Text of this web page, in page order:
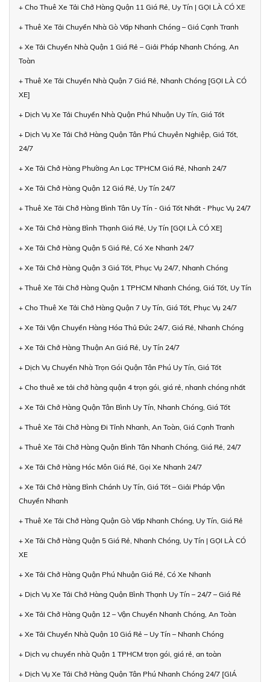
+ Cho Thuê Xe Tải Chở Hàng Quận 11 Giá Rẻ, Uy Tín | GỌI LÀ CÓ XE
+ Thuê Xe Tải Chuyển Nhà Gò Vấp Nhanh Chóng – Giá Cạnh Tranh
+ Xe Tải Chuyển Nhà Quận 1 Giá Rẻ – Giải Pháp Nhanh Chóng, An
Toàn
+ Thuê Xe Tải Chuyển Nhà Quận 7 Giá Rẻ, Nhanh Chóng [GỌI LÀ CÓ
XE]
+ Dịch Vụ Xe Tải Chuyển Nhà Quận Phú Nhuận Uy Tín, Giá Tốt
+ Dịch Vụ Xe Tải Chở Hàng Quận Tân Phú Chuyên Nghiệp, Giá Tốt,
24/7
+ Xe Tải Chở Hàng Phường An Lạc TPHCM Giá Rẻ, Nhanh 24/7
+ Xe Tải Chở Hàng Quận 12 Giá Rẻ, Uy Tín 24/7
+ Thuê Xe Tải Chở Hàng Bình Tân Uy Tín - Giá Tốt Nhất - Phục Vụ 24/7
+ Xe Tải Chở Hàng Bình Thạnh Giá Rẻ, Uy Tín [GỌI LÀ CÓ XE]
+ Xe Tải Chở Hàng Quận 5 Giá Rẻ, Có Xe Nhanh 24/7
+ Xe Tải Chở Hàng Quận 3 Giá Tốt, Phục Vụ 24/7, Nhanh Chóng
+ Thuê Xe Tải Chở Hàng Quận 1 TPHCM Nhanh Chóng, Giá Tốt, Uy Tín
+ Cho Thuê Xe Tải Chở Hàng Quận 7 Uy Tín, Giá Tốt, Phục Vụ 24/7
+ Xe Tải Vận Chuyển Hàng Hóa Thủ Đức 24/7, Giá Rẻ, Nhanh Chóng
+ Xe Tải Chở Hàng Thuận An Giá Rẻ, Uy Tín 24/7
+ Dịch Vụ Chuyển Nhà Trọn Gói Quận Tân Phú Uy Tín, Giá Tốt
+ Cho thuê xe tải chở hàng quận 4 trọn gói, giá rẻ, nhanh chóng nhất
+ Xe Tải Chở Hàng Quận Tân Bình Uy Tín, Nhanh Chóng, Giá Tốt
+ Thuê Xe Tải Chở Hàng Đi Tỉnh Nhanh, An Toàn, Giá Cạnh Tranh
+ Thuê Xe Tải Chở Hàng Quận Bình Tân Nhanh Chóng, Giá Rẻ, 24/7
+ Xe Tải Chở Hàng Hóc Môn Giá Rẻ, Gọi Xe Nhanh 24/7
+ Xe Tải Chở Hàng Bình Chánh Uy Tín, Giá Tốt – Giải Pháp Vận
Chuyển Nhanh
+ Thuê Xe Tải Chở Hàng Quận Gò Vấp Nhanh Chóng, Uy Tín, Giá Rẻ
+ Xe Tải Chở Hàng Quận 5 Giá Rẻ, Nhanh Chóng, Uy Tín | GỌI LÀ CÓ
XE
+ Xe Tải Chở Hàng Quận Phú Nhuận Giá Rẻ, Có Xe Nhanh
+ Dịch Vụ Xe Tải Chở Hàng Quận Bình Thạnh Uy Tín – 24/7 – Giá Rẻ
+ Xe Tải Chở Hàng Quận 12 – Vận Chuyển Nhanh Chóng, An Toàn
+ Xe Tải Chuyển Nhà Quận 10 Giá Rẻ – Uy Tín – Nhanh Chóng
+ Dịch vụ chuyển nhà Quận 1 TPHCM trọn gói, giá rẻ, an toàn
+ Dịch Vụ Xe Tải Chở Hàng Quận Tân Phú Nhanh Chóng 24/7 [GIÁ